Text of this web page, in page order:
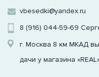
vbesedki@yandex.ru
8 (916) 044-59-69
г. Москва 8 км МКАД
дачи у магазина